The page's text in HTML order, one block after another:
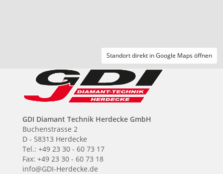
Standort direkt in Google Maps öffnen
GDI Diamant Technik Herdecke GmbH
Buchenstrasse 2
D - 58313 Herdecke
Tel.: +49 23 30 - 60 73 17
Fax: +49 23 30 - 60 73 18
info@GDI-Herdecke.de